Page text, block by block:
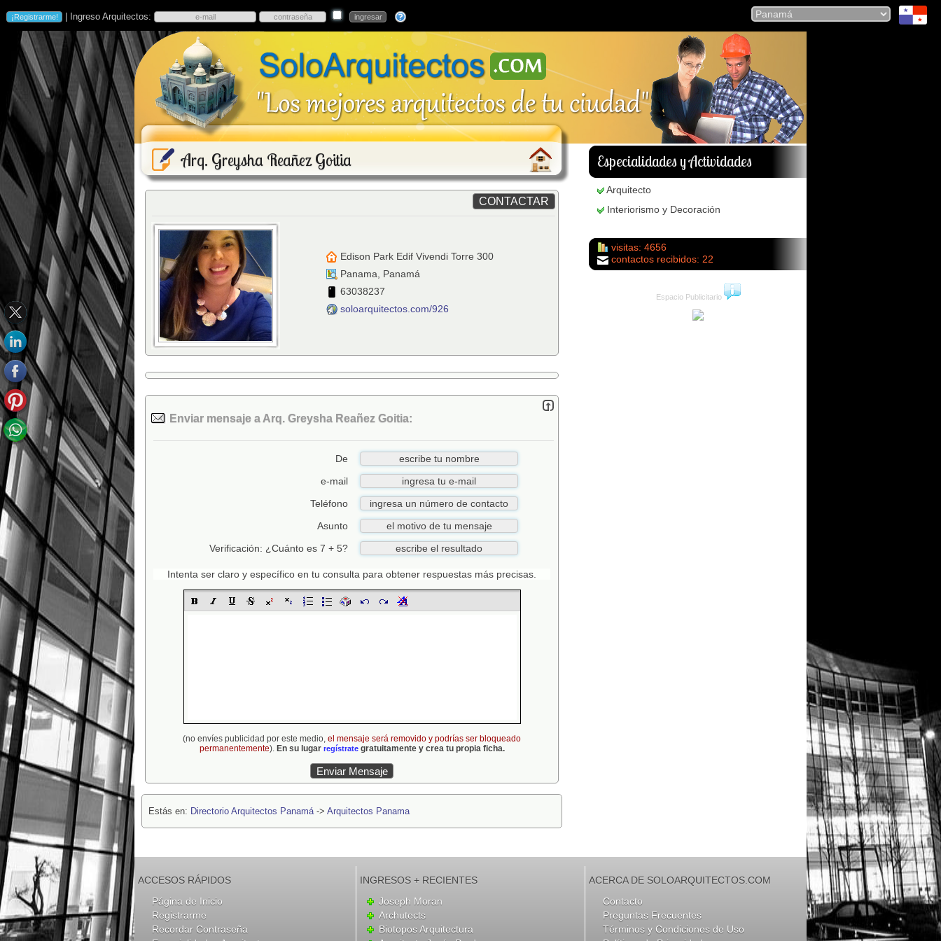
| Ingreso Arquitectos:
Arq. Greysha Reañez Goitia Especialidades y Actividades
Edison Park Edif Vivendi Torre 300
Panama
Panamá
63038237
soloarquitectos.com/926
Enviar mensaje a Arq. Greysha Reañez Goitia:
De
e-mail
Teléfono
Asunto
Verificación: ¿Cuánto es 7 + 5?
Intenta ser claro y específico en tu consulta para obtener respuestas más precisas.
(no envíes publicidad por este medio, el mensaje será removido y podrías ser bloqueado
permanentemente). En su lugar regístrategratuitamente y crea tu propia ficha.
Estás en: Directorio Arquitectos Panamá-> Arquitectos Panama
Arquitecto
Interiorismo y Decoración
visitas: 4656
contactos recibidos: 22
Espacio Publicitario
ACCESOS RÁPIDOS
Página de Inicio
Registrarme
Recordar Contraseña
INGRESOS + RECIENTES
Joseph Moran
Archutects
Biotopos Arquitectura
ACERCA DE SOLOARQUITECTOS.COM
Contacto
Preguntas Frecuentes
Términos y Condiciones de Uso